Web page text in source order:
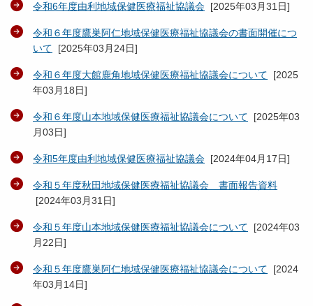
令和6年度由利地域保健医療福祉協議会 [2025年03月31日]
令和６年度鷹巣阿仁地域保健医療福祉協議会の書面開催につ
いて [2025年03月24日]
令和６年度大館鹿角地域保健医療福祉協議会について [2025
年03月18日]
令和６年度山本地域保健医療福祉協議会について [2025年03
月03日]
令和5年度由利地域保健医療福祉協議会 [2024年04月17日]
令和５年度秋田地域保健医療福祉協議会 書面報告資料
[2024年03月31日]
令和５年度山本地域保健医療福祉協議会について [2024年03
月22日]
令和５年度鷹巣阿仁地域保健医療福祉協議会について [2024
年03月14日]